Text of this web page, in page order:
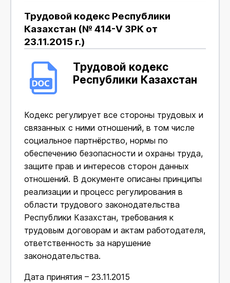
Трудовой кодекс Республики
Казахстан (№ 414-V ЗРК от
23.11.2015 г.)
Трудовой кодекс
Республики Казахстан
Кодекс регулирует все стороны трудовых и
связанных с ними отношений, в том числе
социальное партнёрство, нормы по
обеспечению безопасности и охраны труда,
защите прав и интересов сторон данных
отношений. В документе описаны принципы
реализации и процесс регулирования в
области трудового законодательства
Республики Казахстан, требования к
трудовым договорам и актам работодателя,
ответственность за нарушение
законодательства.
Дата принятия – 23.11.2015